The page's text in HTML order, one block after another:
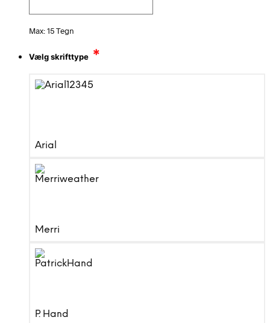
Max: 15 Tegn
Vælg skrifttype *
Arial
Merri
P. Hand